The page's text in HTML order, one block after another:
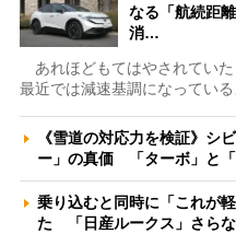
なる「航続距
消…
あれほどもてはやされていた
最近では減速基調になってい
《雪道の対応力を検証》シ
ー」の真価 「ターボ」と
乗り込むと同時に「これが
た 「日産ルークス」さら